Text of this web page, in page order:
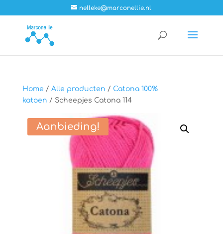
nelleke@marconellie.nl
Home / Alle producten / Catona 100%
katoen / Scheepjes Catona 114
Aanbieding!